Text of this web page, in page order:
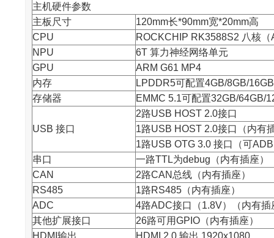
主机硬件参数
主板尺寸
120mm长*90mm宽*20mm高
CPU
ROCKCHIP RK3588S2 八核（
NPU
6T 算力神经网络单元
GPU
ARM G61 MP4
内存
LPDDR5可配置4GB/8GB/
存储器
EMMC 5.1可配置32GB/64GB/
USB 接口
2路USB HOST 2.0接口
1路USB HOST 2.0接口（内有
1路USB OTG 3.0 接口（可
串口
一路TTL为debug（内有插座）
CAN
2路CAN总线（内有插座）
RS485
1路RS485（内有插座）
ADC
4路ADC接口（1.8V）（内有插
其他扩展接口
26路可用GPIO（内有插座）
HDMI输出
HDMI 2.0 输出 1920x1080